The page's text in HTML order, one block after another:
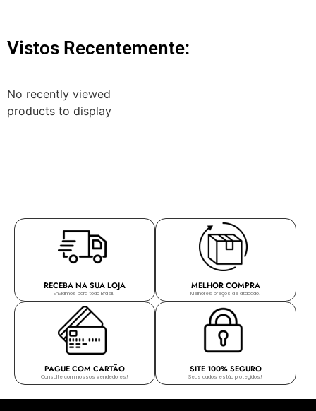
Vistos Recentemente:
No recently viewed
products to display
RECEBA NA SUA LOJA
Enviamos para todo Brasil!
MELHOR COMPRA
Melhores preços de atacado!
PAGUE COM CARTÃO
Consulte com nossos vendedores!
SITE 100% SEGURO
Seus dados estão protegidos!